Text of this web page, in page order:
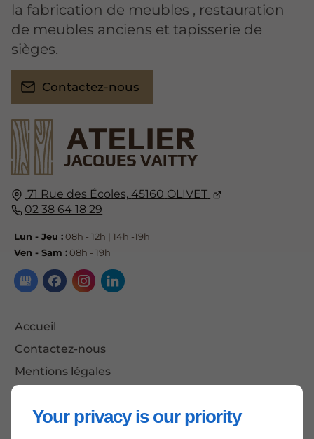
Your privacy is our priority
71 Rue des Écoles, 45160 OLIVET
02 38 64 18 29
Lun - Jeu :08h - 12h | 14h -19h
Ven - Sam :08h - 19h
Accueil
Contactez-nous
Mentions légales
la fabrication de meubles , restauration
de meubles anciens et tapisserie de
sièges.
Contactez-nous